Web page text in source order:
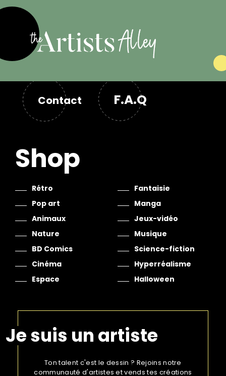
Contact F.A.Q
Shop
Rétro
Pop art
Animaux
Nature
BD Comics
Cinéma
Espace
Fantaisie
Manga
Jeux-vidéo
Musique
Science-fiction
Hyperréalisme
Halloween
Je suis un artiste
Ton talent c'est le dessin ? Rejoins notre
communauté d'artistes et vends tes créations